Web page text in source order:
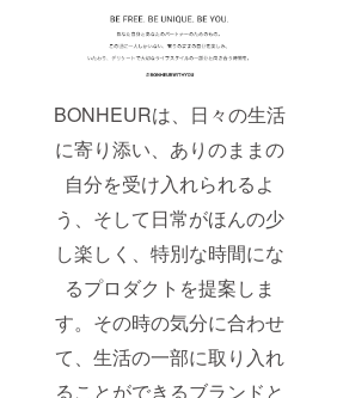
BONHEURは、日々の生活
に寄り添い、ありのままの
自分を受け入れられるよ
う、そして日常がほんの少
し楽しく、特別な時間にな
るプロダクトを提案しま
す。その時の気分に合わせ
て、生活の一部に取り入れ
ることができるブランドと